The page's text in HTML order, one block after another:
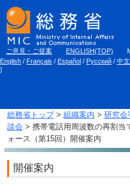
ご意見・ご提案 ENGLISH(TOP)
English / Français / Español / Русский / 中文
)
総務省トップ> 組織案内 > 研究会
談会 > 携帯電話用周波数の再割当
ォース（第15回）開催案内
開催案内